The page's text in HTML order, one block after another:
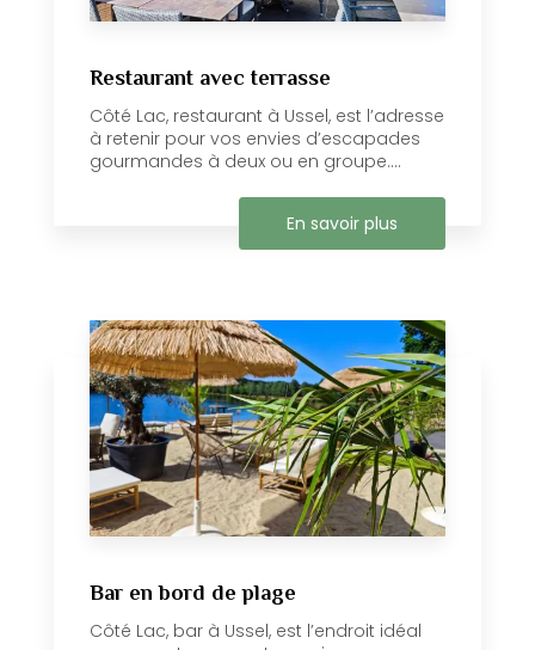
Restaurant avec terrasse
Côté Lac, restaurant à Ussel, est l’adresse
à retenir pour vos envies d’escapades
gourmandes à deux ou en groupe....
En savoir plus
Bar en bord de plage
Côté Lac, bar à Ussel, est l’endroit idéal